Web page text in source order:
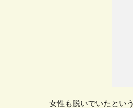
女性も脱いでいたという